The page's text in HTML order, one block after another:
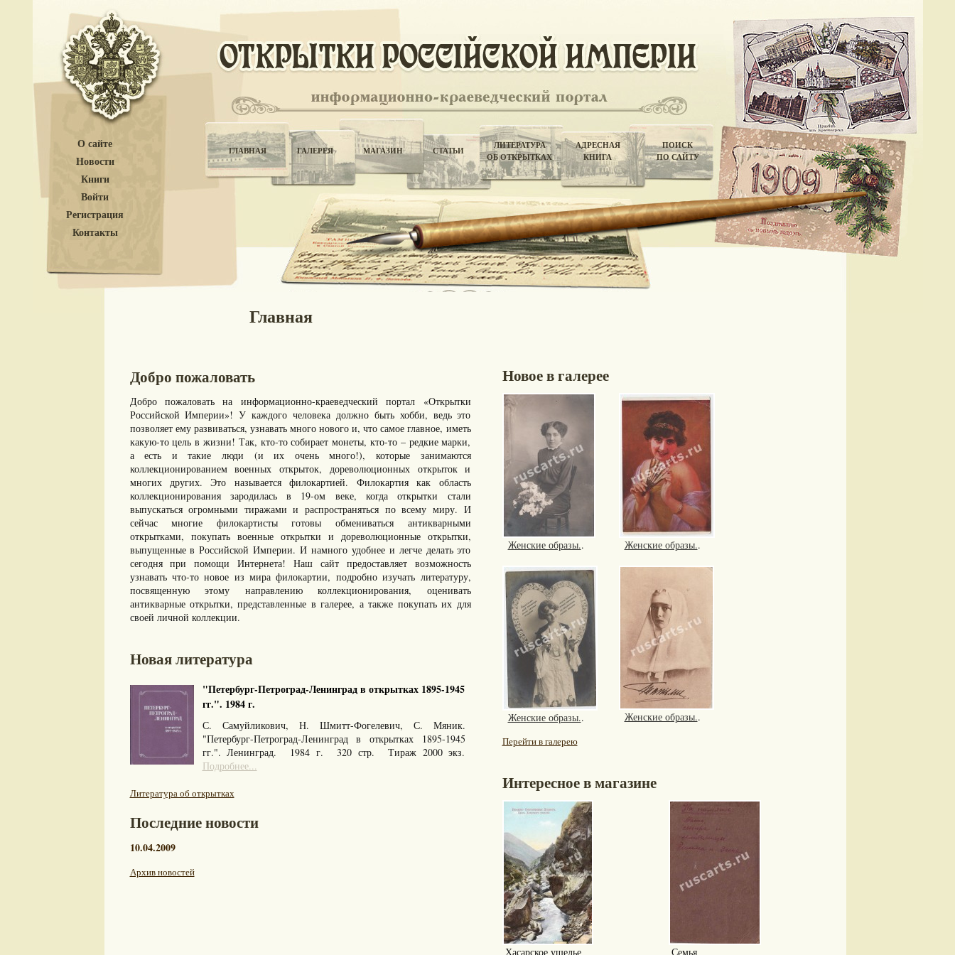
О сайте
Новости
Книги
Войти
Регистрация
Контакты
ГЛАВНАЯ ГАЛЕРЕЯ МАГАЗИН СТАТЬИ
ЛИТЕРАТУРА
ОБ ОТКРЫТКАХ
АДРЕСНАЯ
КНИГА
ПОИСК
ПО САЙТУ
Главная
Добро пожаловать
Добро пожаловать на информационно-краеведческий портал «Открытки
Российской Империи»! У каждого человека должно быть хобби, ведь это
позволяет ему развиваться, узнавать много нового и, что самое главное, иметь
какую-то цель в жизни! Так, кто-то собирает монеты, кто-то – редкие марки,
а есть и такие люди (и их очень много!), которые занимаются
коллекционированием военных открыток, дореволюционных открыток и
многих других. Это называется филокартией. Филокартия как область
коллекционирования зародилась в 19-ом веке, когда открытки стали
выпускаться огромными тиражами и распространяться по всему миру. И
сейчас многие филокартисты готовы обмениваться антикварными
открытками, покупать военные открытки и дореволюционные открытки,
выпущенные в Российской Империи. И намного удобнее и легче делать это
сегодня при помощи Интернета! Наш сайт предоставляет возможность
узнавать что-то новое из мира филокартии, подробно изучать литературу,
посвященную этому направлению коллекционирования, оценивать
антикварные открытки, представленные в галерее, а также покупать их для
своей личной коллекции.
Новая литература
"Петербург-Петроград-Ленинград в открытках 1895-1945
гг.". 1984 г.
С. Самуйликович, Н. Шмитт-Фогелевич, С. Мяник.
"Петербург-Петроград-Ленинград в открытках 1895-1945
гг.". Ленинград. 1984 г. 320 стр. Тираж 2000 экз.
Подробнее...
Литература об открытках
Последние новости
10.04.2009
Архив новостей
Новое в галерее
Женские образы.. Женские образы..
Женские образы.. Женские образы..
Перейти в галерею
Интересное в магазине
Хасарское ущелье Семья